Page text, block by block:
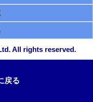
All rights reserved.
戻る